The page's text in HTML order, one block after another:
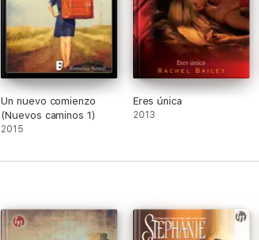
Un nuevo comienzo
(Nuevos caminos 1)
2015
Eres única
2013